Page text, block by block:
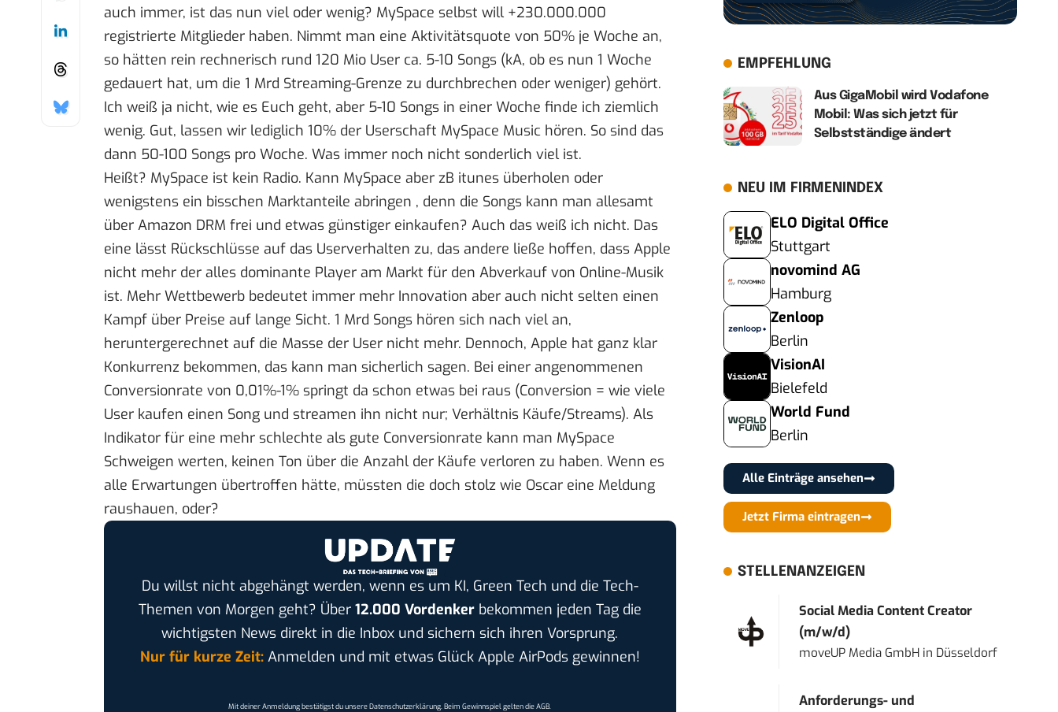
auch immer, ist das nun viel oder wenig? MySpace selbst will +230.000.000
registrierte Mitglieder haben. Nimmt man eine Aktivitätsquote von 50% je Woche an,
so hätten rein rechnerisch rund 120 Mio User ca. 5-10 Songs (kA, ob es nun 1 Woche
gedauert hat, um die 1 Mrd Streaming-Grenze zu durchbrechen oder weniger) gehört.
Ich weiß ja nicht, wie es Euch geht, aber 5-10 Songs in einer Woche finde ich ziemlich
wenig. Gut, lassen wir lediglich 10% der Userschaft MySpace Music hören. So sind das
dann 50-100 Songs pro Woche. Was immer noch nicht sonderlich viel ist.
Heißt? MySpace ist kein Radio. Kann MySpace aber zB itunes überholen oder
wenigstens ein bisschen Marktanteile abringen , denn die Songs kann man allesamt
über Amazon DRM frei und etwas günstiger einkaufen? Auch das weiß ich nicht. Das
eine lässt Rückschlüsse auf das Userverhalten zu, das andere ließe hoffen, dass Apple
nicht mehr der alles dominante Player am Markt für den Abverkauf von Online-Musik
ist. Mehr Wettbewerb bedeutet immer mehr Innovation aber auch nicht selten einen
Kampf über Preise auf lange Sicht. 1 Mrd Songs hören sich nach viel an,
heruntergerechnet auf die Masse der User nicht mehr. Dennoch, Apple hat ganz klar
Konkurrenz bekommen, das kann man sicherlich sagen. Bei einer angenommenen
Conversionrate von 0,01%-1% springt da schon etwas bei raus (Conversion = wie viele
User kaufen einen Song und streamen ihn nicht nur; Verhältnis Käufe/Streams). Als
Indikator für eine mehr schlechte als gute Conversionrate kann man MySpace
Schweigen werten, keinen Ton über die Anzahl der Käufe verloren zu haben. Wenn es
alle Erwartungen übertroffen hätte, müssten die doch stolz wie Oscar eine Meldung
raushauen, oder?
Du willst nicht abgehängt werden, wenn es um KI, Green Tech und die Tech-
Themen von Morgen geht? Über 12.000 Vordenkerbekommen jeden Tag die
wichtigsten News direkt in die Inbox und sichern sich ihren Vorsprung.
Nur für kurze Zeit:Anmelden und mit etwas Glück Apple AirPods gewinnen!
Mit deiner Anmeldung bestätigst du unsereDatenschutzerklärung. Beim Gewinnspiel gelten dieAGB.
EMPFEHLUNG
Aus GigaMobil wird Vodafone
Mobil: Was sich jetzt für
Selbstständige ändert
NEU IM FIRMENINDEX
ELO Digital Office
Stuttgart
novomind AG
Hamburg
Zenloop
Berlin
VisionAI
Bielefeld
World Fund
Berlin
Alle Einträge ansehen
Jetzt Firma eintragen
STELLENANZEIGEN
Social Media Content Creator
(m/w/d)
moveUP Media GmbH in Düsseldorf
Anforderungs- und